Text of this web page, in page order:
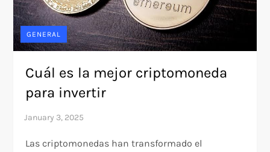
GENERAL
Cuál es la mejor criptomoneda
para invertir
Las criptomonedas han transformado el